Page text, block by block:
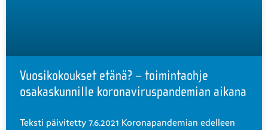
Vuosikokoukset etänä? – toimintaohje
osakaskunnille koronaviruspandemian aikana
Teksti päivitetty 7.6.2021 Koronapandemian edelleen